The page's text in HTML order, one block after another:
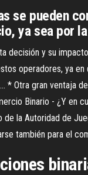
se pueden
ya sea por
decisión y su
operadores, ya en
* Otra gran ventaja
Binario - ¿Y en
la Autoridad de
también para el